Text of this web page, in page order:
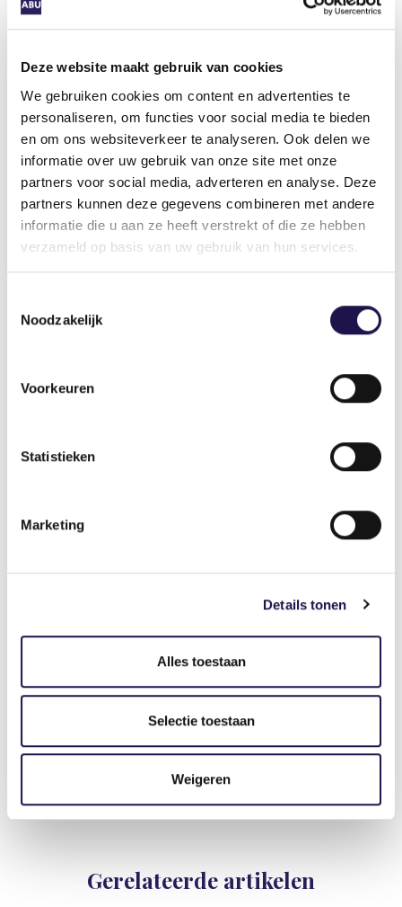
Deze website maakt gebruik van cookies
We gebruiken cookies om content en advertenties te
personaliseren, om functies voor social media te bieden
en om ons websiteverkeer te analyseren. Ook delen we
informatie over uw gebruik van onze site met onze
partners voor social media, adverteren en analyse. Deze
partners kunnen deze gegevens combineren met andere
informatie die u aan ze heeft verstrekt of die ze hebben
verzameld op basis van uw gebruik van hun services.
Noodzakelijk
Voorkeuren
Statistieken
Marketing
Details tonen
Alles toestaan
Selectie toestaan
Weigeren
niet in. Van Merwijk: “We blijven stimuleren dat
overigens zeer veel talen beschikbaar, en er
komen steeds nieuwe bij. Dit is een AI-tool. Elke
keer als je even niet kijkt is er weer een update
en kunnen de oortjes weer meer.” Lachend: “Ik
heb ze wel eens thuis gehad. Mijn kinderen
vinden het ook een fantastische tool.”
Interesse?
uiteen van ca. 140 tot 300 euro. Van
stellen en uit te proberen. Er is een
het sociaal werkbedrijf van de gemeente
Gerelateerde artikelen